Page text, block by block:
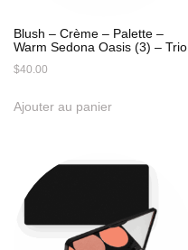
Blush – Crème – Palette –
Warm Sedona Oasis (3) – Trio
$40.00
Ajouter au panier